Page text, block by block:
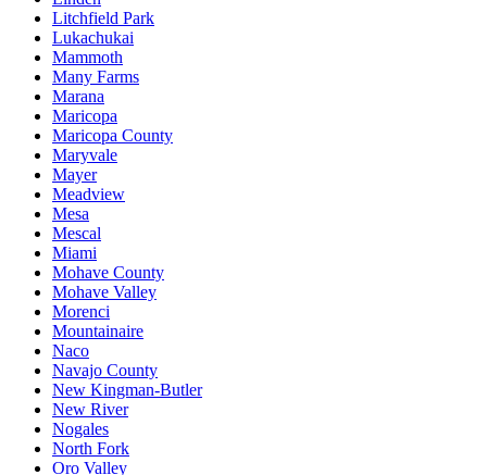
Litchfield Park
Lukachukai
Mammoth
Many Farms
Marana
Maricopa
Maricopa County
Maryvale
Mayer
Meadview
Mesa
Mescal
Miami
Mohave County
Mohave Valley
Morenci
Mountainaire
Naco
Navajo County
New Kingman-Butler
New River
Nogales
North Fork
Oro Valley